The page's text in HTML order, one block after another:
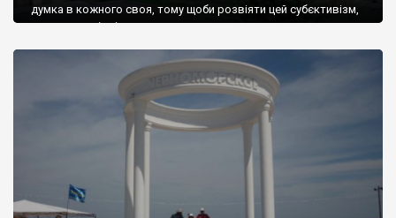
думка в кожного своя, тому щоби розвіяти цей субєктивізм,
запрошую відвідати це